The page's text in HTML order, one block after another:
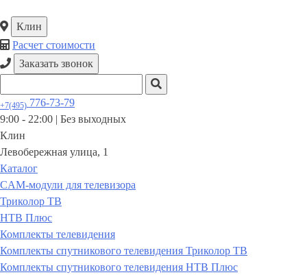
Клин
Расчет стоимости
Заказать звонок
+7(495) 776-73-79
9:00 - 22:00 | Без выходных
Клин
Левобережная улица, 1
Каталог
CAM-модули для телевизора
Триколор ТВ
НТВ Плюс
Комплекты телевидения
Комплекты спутникового телевидения Триколор ТВ
Комплекты спутникового телевидения НТВ Плюс